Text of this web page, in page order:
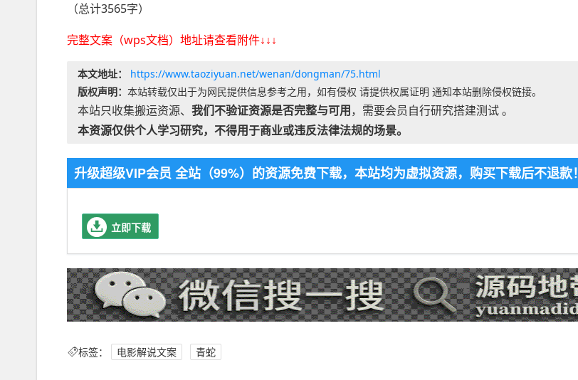
（总计3565字）
完整文案（wps文档）地址请查看附件↓↓↓
本文地址：
https://www.taoziyuan.net/wenan/dongman/75.html
版权声明： 本站转载仅出于为网民提供信息参考之用，如有侵权 请提供权属证明 通知本站删除侵权链接。
本站只收集搬运资源、 我们不验证资源是否完整与可用，需要会员自行研究搭建测试 。
本资源仅供个人学习研究，不得用于商业或违反法律法规的场景。
升级超级VIP会员 全站（99%）的资源免费下载，本站均为虚拟资源，购买下载后不退款！
立即下载
标签： 电影解说文案 青蛇